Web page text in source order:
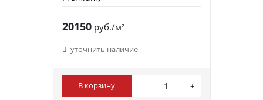
20150руб./м²
уточнить наличие
В корзину